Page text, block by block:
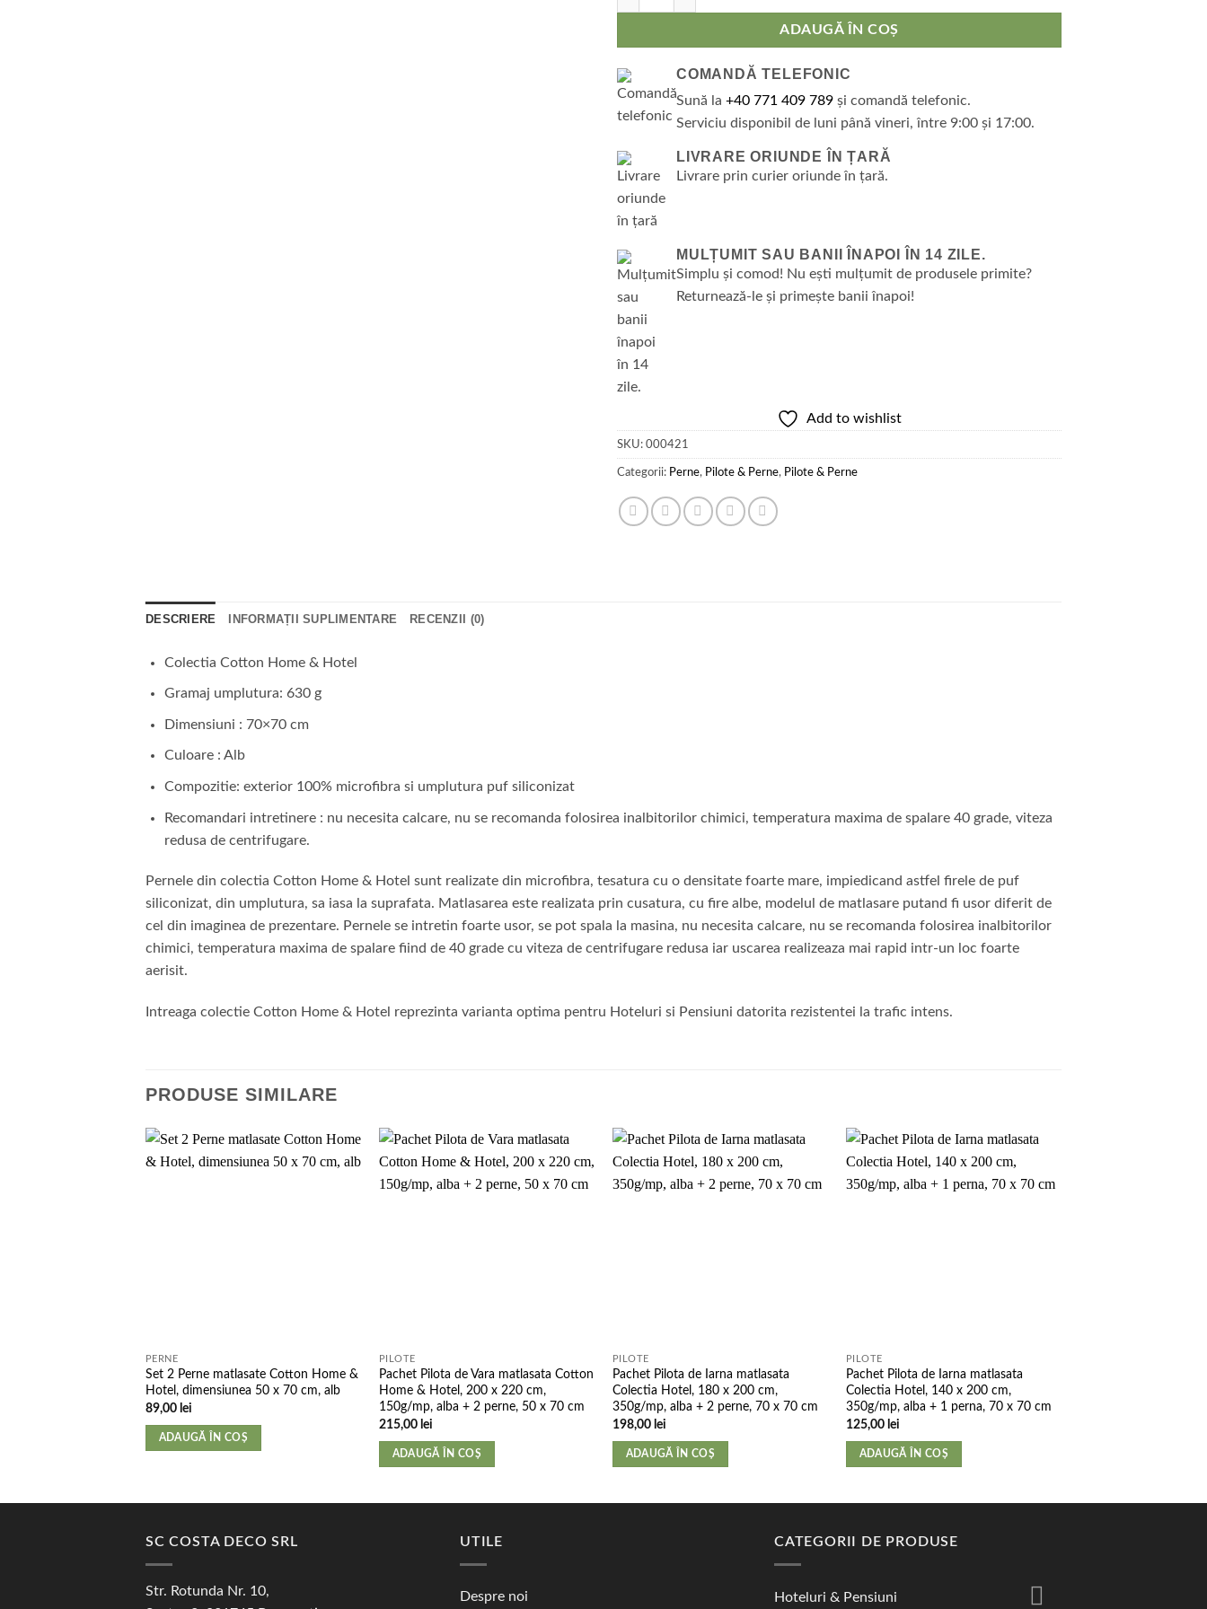
ADAUGĂ ÎN COȘ
COMANDĂ TELEFONIC
Sună la +40 771 409 789 și comandă telefonic.
Serviciu disponibil de luni până vineri, între 9:00 și 17:00.
LIVRARE ORIUNDE ÎN ȚARĂ
Livrare prin curier oriunde în țară.
MULȚUMIT SAU BANII ÎNAPOI ÎN 14 ZILE.
Simplu și comod! Nu ești mulțumit de produsele primite?
Returnează-le și primește banii înapoi!
Add to wishlist
SKU: 000421
Categorii: Perne, Pilote & Perne, Pilote & Perne
DESCRIERE INFORMAȚII SUPLIMENTARE RECENZII (0)
Colectia Cotton Home & Hotel
Gramaj umplutura: 630 g
Dimensiuni : 70×70 cm
Culoare : Alb
Compozitie: exterior 100% microfibra si umplutura puf siliconizat
Recomandari intretinere : nu necesita calcare, nu se recomanda folosirea inalbitorilor chimici, temperatura maxima de spalare 40 grade, viteza
redusa de centrifugare.
Pernele din colectia Cotton Home & Hotel sunt realizate din microfibra, tesatura cu o densitate foarte mare, impiedicand astfel firele de puf
siliconizat, din umplutura, sa iasa la suprafata. Matlasarea este realizata prin cusatura, cu fire albe, modelul de matlasare putand fi usor diferit de
cel din imaginea de prezentare. Pernele se intretin foarte usor, se pot spala la masina, nu necesita calcare, nu se recomanda folosirea inalbitorilor
chimici, temperatura maxima de spalare fiind de 40 grade cu viteza de centrifugare redusa iar uscarea realizeaza mai rapid intr-un loc foarte
aerisit.
Intreaga colectie Cotton Home & Hotel reprezinta varianta optima pentru Hoteluri si Pensiuni datorita rezistentei la trafic intens.
PRODUSE SIMILARE
PERNE
Set 2 Perne matlasate Cotton Home &
Hotel, dimensiunea 50 x 70 cm, alb
89,00 lei
ADAUGĂ ÎN COȘ
Add to
wishlist
PILOTE
Pachet Pilota de Vara matlasata Cotton
Home & Hotel, 200 x 220 cm,
150g/mp, alba + 2 perne, 50 x 70 cm
215,00 lei
ADAUGĂ ÎN COȘ
Add to
wishlist
PILOTE
Pachet Pilota de Iarna matlasata
Colectia Hotel, 180 x 200 cm,
350g/mp, alba + 2 perne, 70 x 70 cm
198,00 lei
ADAUGĂ ÎN COȘ
Add to
wishlist
PILOTE
Pachet Pilota de Iarna matlasata
Colectia Hotel, 140 x 200 cm,
350g/mp, alba + 1 perna, 70 x 70 cm
125,00 lei
ADAUGĂ ÎN COȘ
SC COSTA DECO SRL
Str. Rotunda Nr. 10,
UTILE
Despre noi
CATEGORII DE PRODUSE
Hoteluri & Pensiuni